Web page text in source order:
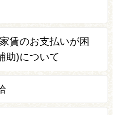
賃のお支払いが困
助)について